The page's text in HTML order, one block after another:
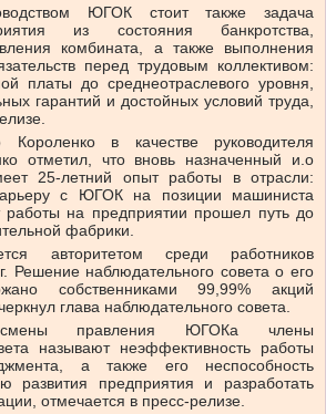
ЮГОК стоит также задача
из состояния банкротства,
комбината, а также выполнения
перед трудовым коллективом:
платы до среднеотраслевого уровня,
гарантий и достойных условий труда,
Короленко в качестве руководителя
отметил, что вновь назначенный и.о
25-летний опыт работы в отрасли:
с ЮГОК на позиции машиниста
на предприятии прошел путь до
фабрики.
авторитетом среди работников
Решение наблюдательного совета о его
собственниками 99,99% акций
глава наблюдательного совета.
правления ЮГОКа члены
называют неэффективность работы
а также его неспособность
развития предприятия и разработать
отмечается в пресс-релизе.